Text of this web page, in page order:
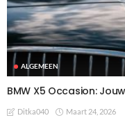
ALGEMEEN
BMW X5 Occasion:
Ditka040 Maart 24, 2026